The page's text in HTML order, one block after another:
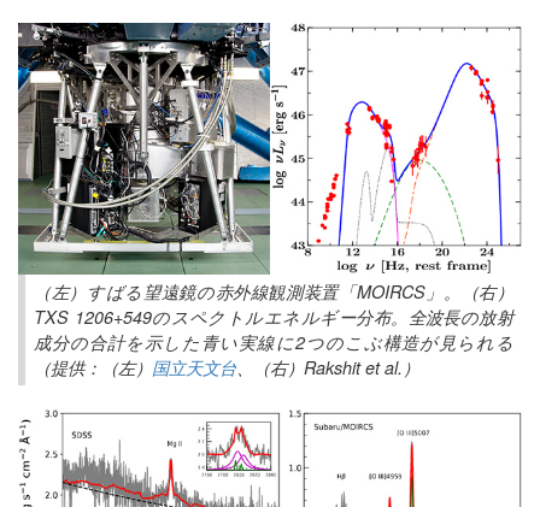
（左）すばる望遠鏡の赤外線観測装置「MOIRCS」。（右）
TXS 1206+549のスペクトルエネルギー分布。全波長の放射
成分の合計を示した青い実線に2つのこぶ構造が見られる
（提供：（左） 国立天文台、（右）Rakshit et al.）